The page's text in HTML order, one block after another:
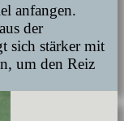
anfangen.
der
sich stärker mit
um den Reiz